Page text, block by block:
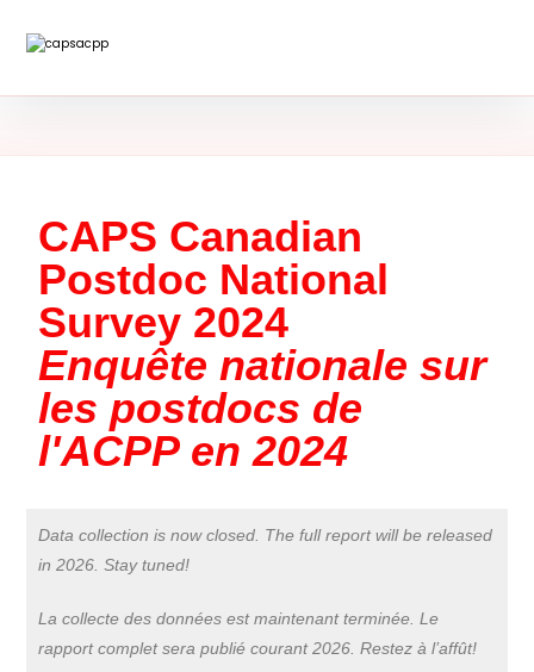
CAPS Canadian
Postdoc National
Survey 2024
Enquête nationale sur
les postdocs de
l'ACPP en 2024
Data collection is now closed. The full report will be released
in 2026. Stay tuned!
La collecte des données est maintenant terminée. Le
rapport complet sera publié courant 2026. Restez à l’affût!